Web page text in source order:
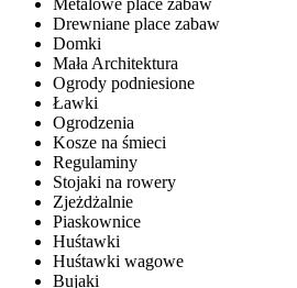
Metalowe place zabaw
Drewniane place zabaw
Domki
Mała Architektura
Ogrody podniesione
Ławki
Ogrodzenia
Kosze na śmieci
Regulaminy
Stojaki na rowery
Zjeżdżalnie
Piaskownice
Huśtawki
Huśtawki wagowe
Bujaki